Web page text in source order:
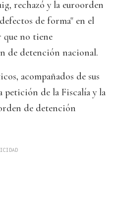
rechazó y la euroorden
de forma" en el
no tiene
de detención nacional.
acompañados de sus
petición de la Fiscalía y la
de detención